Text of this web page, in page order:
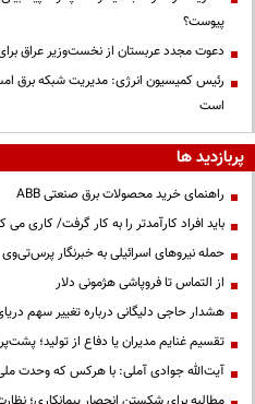
پیوست؟
دعوت مجدد عربستان از نخست‌وزیر عراق
رئیس کمیسیون انرژی: مدیریت شبکه برق
است
پربازدید ها
راهنمای خرید محصولات برق صنعتی ABB
باید افراد کارآمدتر را به کار گرفت/
حمله نیروهای اسرائیلی به خبرنگار پرس‌تی‌وی
از التماس تا فروپاشی هژمونی دلار
هشدار حاجی دلیگانی درباره تغییر سهم
تقسیم غنایم مدیران یا دفاع از تولید؛
آیت‌الله جوادی آملی: با هرکس که وحدت ملی